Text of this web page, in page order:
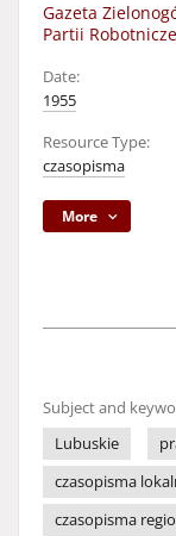
Gazeta
Partii
Date:
1955
Resource Type:
czasopisma
More
Subject and
Lubuskie
czasopisma
czasopisma